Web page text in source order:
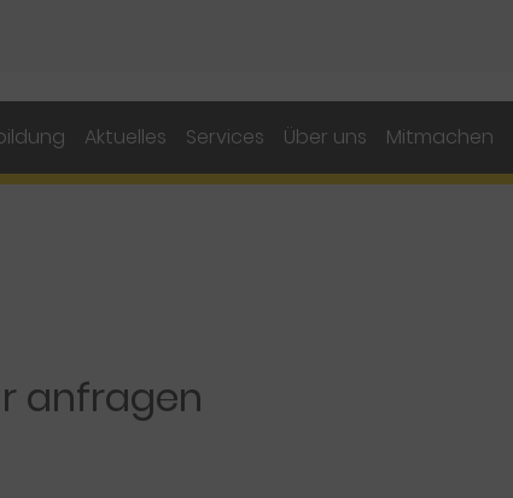
Aktuelles Services Über uns Mitmachen
anfragen